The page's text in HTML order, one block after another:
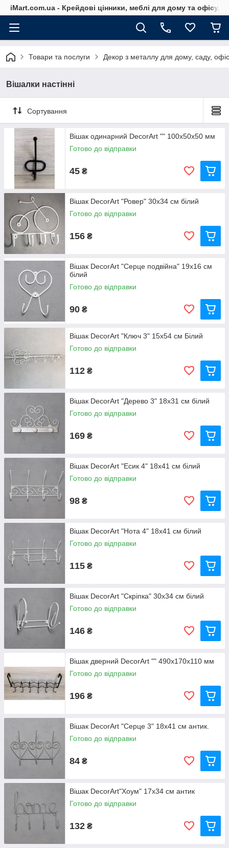
iMart.com.ua - Крейдові цінники, меблі для дому та офісу,
Товари та послуги Декор з металлу для дому, саду,
Вішалки настінні
Сортування
Вішак одинарний DecorArt "" 100х50х50 мм
Готово до відправки
45 ₴
Вішак DecorArt "Ровер" 30x34 см білий
Готово до відправки
156 ₴
Вішак DecorArt "Серце подвійна" 19x16 см
білий
Готово до відправки
90 ₴
Вішак DecorArt "Ключ 3" 15x54 см Білий
Готово до відправки
112 ₴
Вішак DecorArt "Дерево 3" 18x31 см білий
Готово до відправки
169 ₴
Вішак DecorArt "Есик 4" 18x41 см білий
Готово до відправки
98 ₴
Вішак DecorArt "Нота 4" 18x41 см білий
Готово до відправки
115 ₴
Вішак DecorArt "Скріпка" 30x34 см білий
Готово до відправки
146 ₴
Вішак дверний DecorArt "" 490х170х110 мм
Готово до відправки
196 ₴
Вішак DecorArt "Серце 3" 18x41 см антик.
Готово до відправки
84 ₴
Вішак DecorArt"Хоум" 17x34 см антик
Готово до відправки
132 ₴